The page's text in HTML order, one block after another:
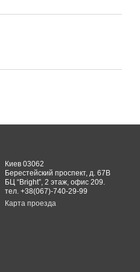
Киев 03062
Берестейский проспект, д. 67В
БЦ “Bright”, 2 этаж, офис 209.
тел. +38(067)-740-29-99
Карта проезда